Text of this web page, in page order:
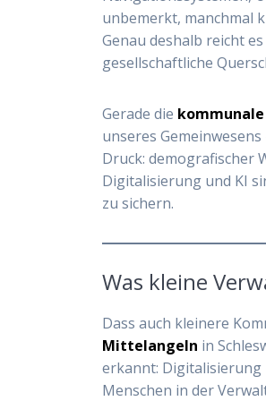
unbemerkt, manchmal
Genau deshalb reicht
gesellschaftliche
Gerade die
unseres
Druck: demografischer
Digitalisierung und KI
zu sichern.
Was kleine
Dass auch kleinere
Mittelangeln in
erkannt: Digitalisierung
Menschen in der